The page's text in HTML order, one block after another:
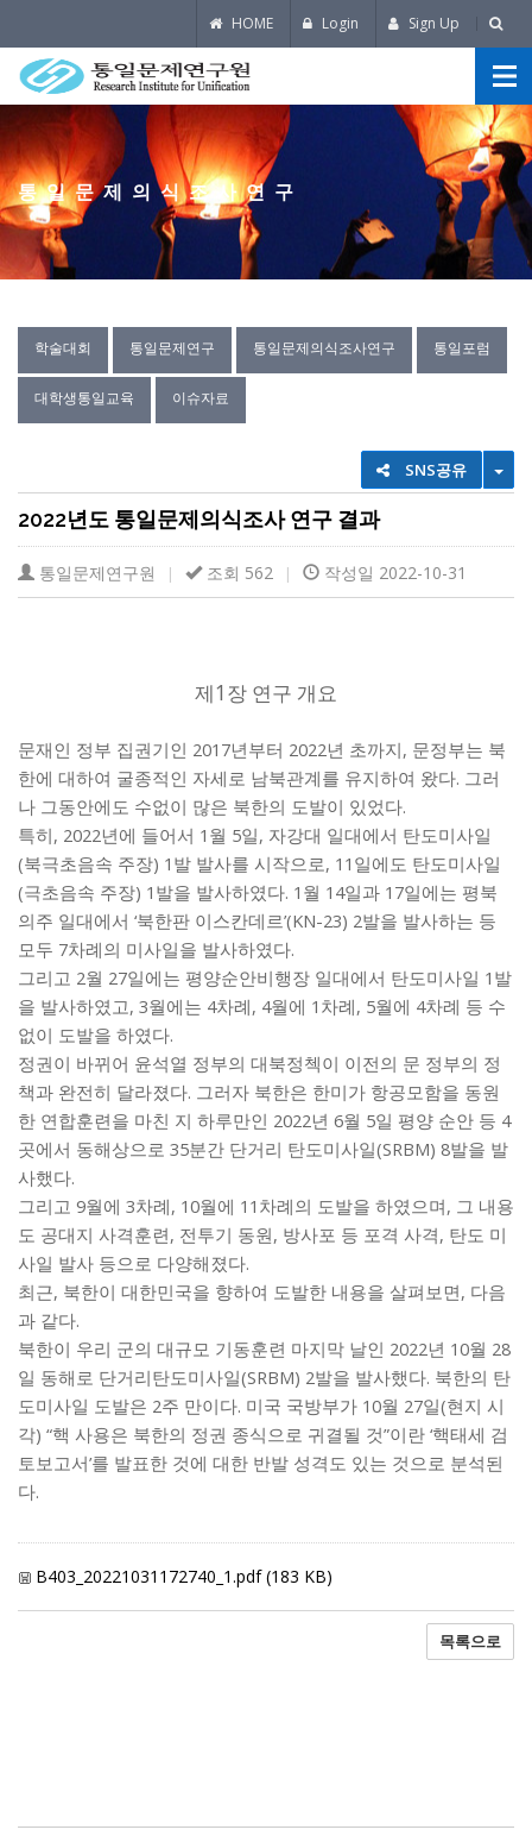
HOME Login Sign Up
통일문제의식조사연구
학술대회 통일문제연구 통일문제의식조사연구 통일포럼
대학생통일교육 이슈자료
SNS공유
2022년도 통일문제의식조사 연구 결과
통일문제연구원 | 조회 562 | 작성일 2022-10-31
제 1 장 연구 개요
문재인 정부 집권기인 2017년부터 2022년 초까지 , 문정부는 북
한에 대하여 굴종적인 자세로 남북관계를 유지하여 왔다. 그러
나 그동안에도 수없이 많은 북한의 도발이 있었다.
특히 , 2022년에 들어서 1 월 5일, 자강대 일대에서 탄도미사일
(북극초음속 주장) 1 발 발사를 시작으로, 11 일에도 탄도미사일
(극초음속 주장) 1 발을 발사하였다. 1 월 14일과 17일에는 평북
의주 일대에서 ‘북한판 이스칸데르’(KN-23) 2발을 발사하는 등
모두 7차례의 미사일을 발사하였다.
그리고 2월 27일에는 평양순안비행장 일대에서 탄도미사일 1 발
을 발사하였고, 3월에는 4차례 , 4월에 1 차례 , 5월에 4차례 등 수
없이 도발을 하였다.
정권이 바뀌어 윤석열 정부의 대북정첵이 이전의 문 정부의 정
책과 완전히 달라졌다. 그러자 북한은 한미가 항공모함을 동원
한 연합훈련을 마친 지 하루만인 2022년 6월 5일 평양 순안 등 4
곳에서 동해상으로 35분간 단거리 탄도미사일(SRBM) 8발을 발
사했다.
그리고 9월에 3차례 , 10월에 11 차례의 도발을 하였으며 , 그 내용
도 공대지 사격훈련 , 전투기 동원 , 방사포 등 포격 사격, 탄도 미
사일 발사 등으로 다양해졌다.
최근, 북한이 대한민국을 향하여 도발한 내용을 살펴보면 , 다음
과 같다.
북한이 우리 군의 대규모 기동훈련 마지막 날인 2022년 10월 28
일 동해로 단거리탄도미사일(SRBM) 2발을 발사했다. 북한의 탄
도미사일 도발은 2주 만이다. 미국 국방부가 10월 27일(현지 시
각) “핵 사용은 북한의 정권 종식으로 귀결될 것”이란 ‘핵태세 검
토보고서’를 발표한 것에 대한 반발 성격도 있는 것으로 분석된
다.
B403_20221031172740_1.pdf (183 KB)
목록으로